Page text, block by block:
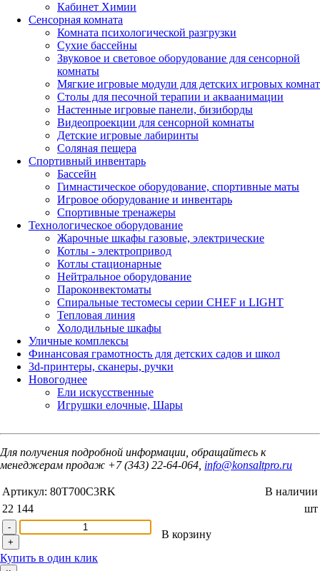
Кабинет Химии
Сенсорная комната
Комната психологической разгрузки
Сухие бассейны
Звуковое и световое оборудование для сенсорной
комнаты
Мягкие игровые модули для детских игровых комнат
Столы для песочной терапии и акваанимации
Настенные игровые панели, бизиборды
Видеопроекции для сенсорной комнаты
Детские игровые лабиринты
Соляная пещера
Спортивный инвентарь
Бассейн
Гимнастическое оборудование, спортивные маты
Игровое оборудование и инвентарь
Спортивные тренажеры
Технологическое оборудование
Жарочные шкафы газовые, электрические
Котлы - электропривод
Котлы стационарные
Нейтральное оборудование
Пароконвектоматы
Спиральные тестомесы серии CHEF и LIGHT
Тепловая линия
Холодильные шкафы
Уличные комплексы
Финансовая грамотность для детских садов и школ
3d-принтеры, сканеры, ручки
Новогоднее
Ели искусственные
Игрушки елочные, Шары
Для получения подробной информации, обращайтесь к
менеджерам продаж +7 (343) 22-64-064, info@konsaltpro.ru
Артикул: 80T700C3RK
В наличии
22 144
шт
-
+
В корзину
Купить в один клик